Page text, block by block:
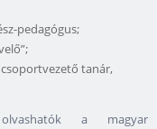
pedagógus;
tanár,
a magyar